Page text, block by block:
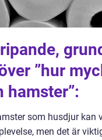
”hur
hamster”:
som husdjur kan
men det är